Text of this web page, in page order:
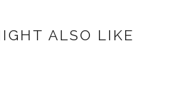
ALSO LIKE